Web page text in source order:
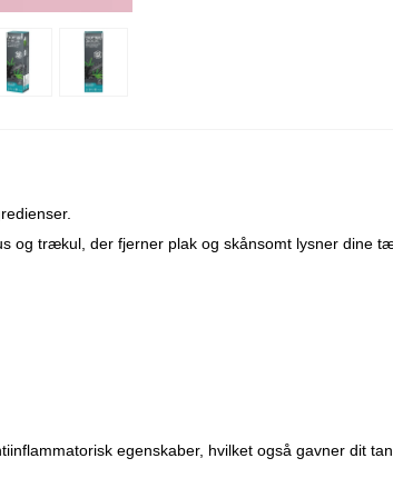
og trækul, der fjerner plak og skånsomt lysner dine
egenskaber, hvilket også gavner dit